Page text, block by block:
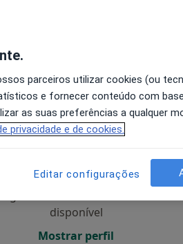
Amanhã Sáb,
disponível
Mostrar perfil
parceiros utilizar cookies (ou
e fornecer conteúdo com
as suas preferências a qualquer
privacidade e de cookies.
Editar configurações